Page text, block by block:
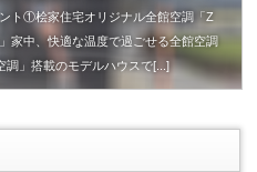
ト①桧家住宅オリジナル全館空調「Z
家中、快適な温度で過ごせる全館空調
調」搭載のモデルハウスで[...]